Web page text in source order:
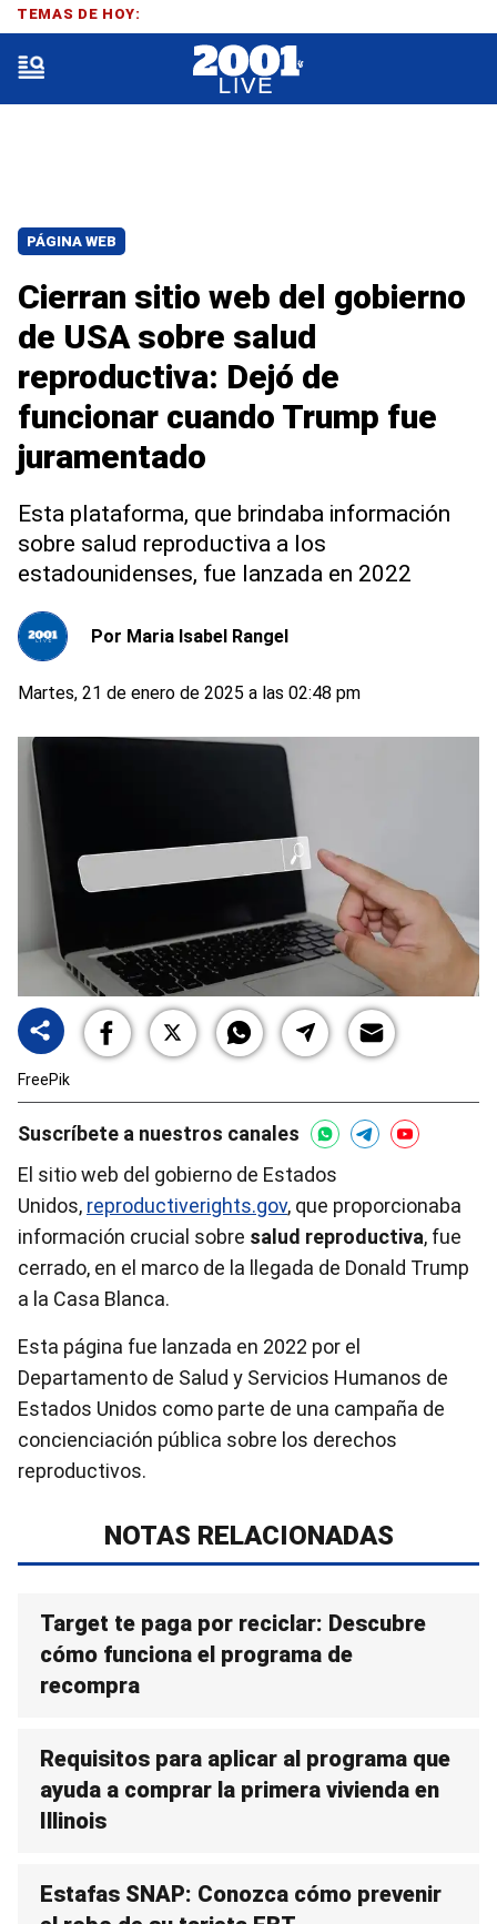
PÁGINA WEB
Cierran sitio web del gobierno
de USA sobre salud
reproductiva: Dejó de
funcionar cuando Trump fue
juramentado
Esta plataforma, que brindaba información
sobre salud reproductiva a los
estadounidenses, fue lanzada en 2022
Por Maria Isabel Rangel
Martes, 21 de enero de 2025 a las 02:48 pm
FreePik
Suscríbete a nuestros canales
El sitio web del gobierno de Estados
Unidos, reproductiverights.gov, que proporcionaba
información crucial sobre salud reproductiva, fue
cerrado, en el marco de la llegada de Donald Trump
a la Casa Blanca.
Esta página fue lanzada en 2022 por el
Departamento de Salud y Servicios Humanos de
Estados Unidos como parte de una campaña de
concienciación pública sobre los derechos
reproductivos.
NOTAS RELACIONADAS
Target te paga por reciclar: Descubre
cómo funciona el programa de
recompra
Requisitos para aplicar al programa que
ayuda a comprar la primera vivienda en
Illinois
Estafas SNAP: Conozca cómo prevenir
TEMAS DE HOY: